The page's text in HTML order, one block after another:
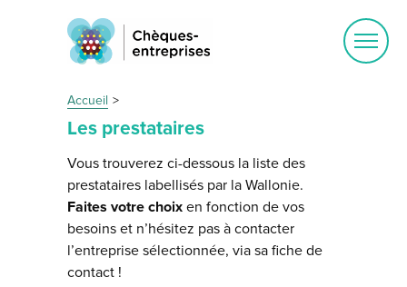
Accueil
Les prestataires
Vous trouverez ci-dessous la liste des
prestataires labellisés par la Wallonie.
Faites votre choix en fonction de vos
besoins et n’hésitez pas à contacter
l’entreprise sélectionnée, via sa fiche de
contact !
Ouvrir
le